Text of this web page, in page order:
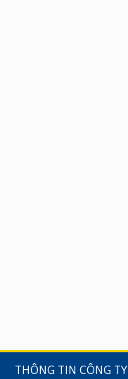
THÔNG TIN CÔNG TY